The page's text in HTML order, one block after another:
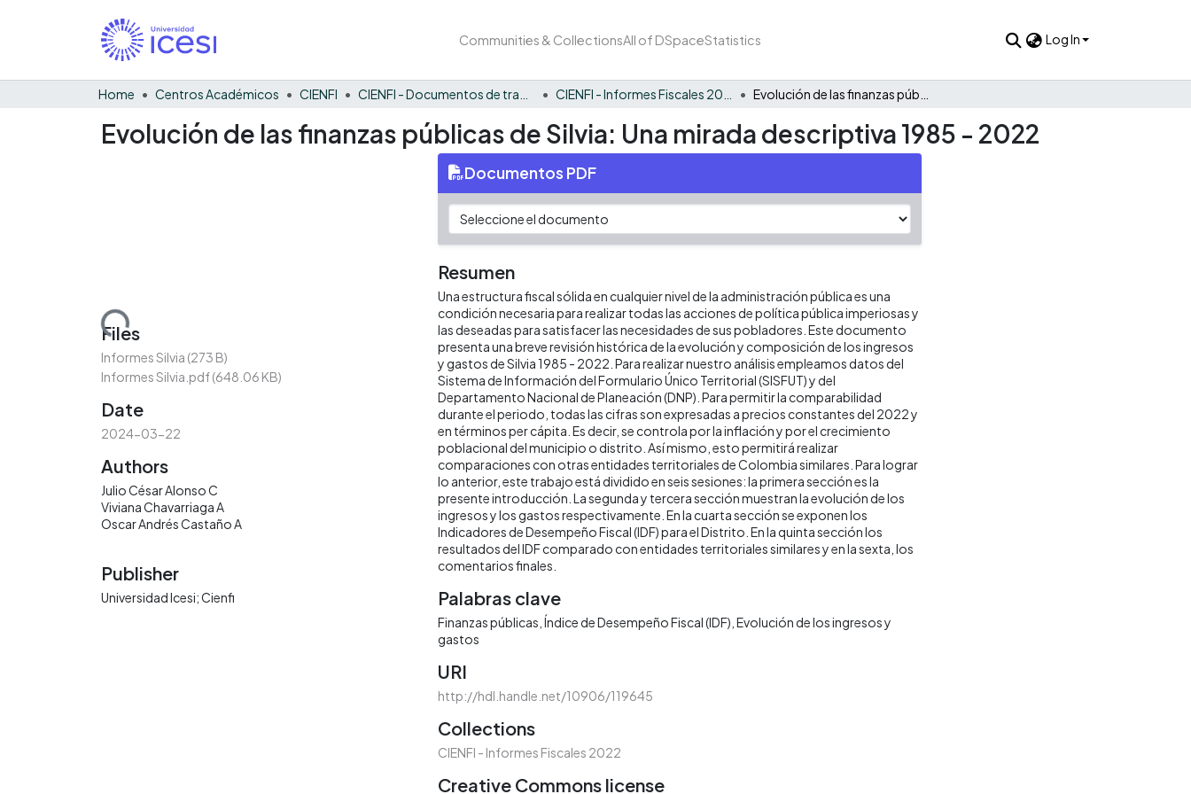
Communities & CollectionsAll of DSpaceStatistics Log In
Home Centros Académicos CIENFI
Evolución de las finanzas públicas de Silvia: Una mirada descriptiva 1985 - 2022
Loading...
Files
Informes Silvia (273 B)
Informes Silvia.pdf(648.06 KB)
Date
2024-03-22
Authors
Julio César Alonso C
Viviana Chavarriaga A
Oscar Andrés Castaño A
Publisher
Universidad Icesi; Cienfi
Documentos PDF
Resumen
Una estructura fiscal sólida en cualquier nivel de la administración pública es una
condición necesaria para realizar todas las acciones de política pública imperiosas y
las deseadas para satisfacer las necesidades de sus pobladores. Este documento
presenta una breve revisión histórica de la evolución y composición de los ingresos
y gastos de Silvia 1985 - 2022. Para realizar nuestro análisis empleamos datos del
Sistema de Información del Formulario Único Territorial (SISFUT) y del
Departamento Nacional de Planeación (DNP). Para permitir la comparabilidad
durante el periodo, todas las cifras son expresadas a precios constantes del 2022 y
en términos per cápita. Es decir, se controla por la inflación y por el crecimiento
poblacional del municipio o distrito. Así mismo, esto permitirá realizar
comparaciones con otras entidades territoriales de Colombia similares. Para lograr
lo anterior, este trabajo está dividido en seis sesiones: la primera sección es la
presente introducción. La segunda y tercera sección muestran la evolución de los
ingresos y los gastos respectivamente. En la cuarta sección se exponen los
Indicadores de Desempeño Fiscal (IDF) para el Distrito. En la quinta sección los
resultados del IDF comparado con entidades territoriales similares y en la sexta, los
comentarios finales.
Palabras clave
Finanzas públicas Índice de Desempeño Fiscal (IDF) Evolución de los ingresos y
gastos
URI
http://hdl.handle.net/10906/119645
Collections
CIENFI - Informes Fiscales 2022
Creative Commons license